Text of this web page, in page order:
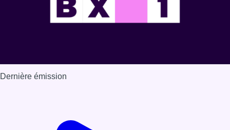
Dernière émission